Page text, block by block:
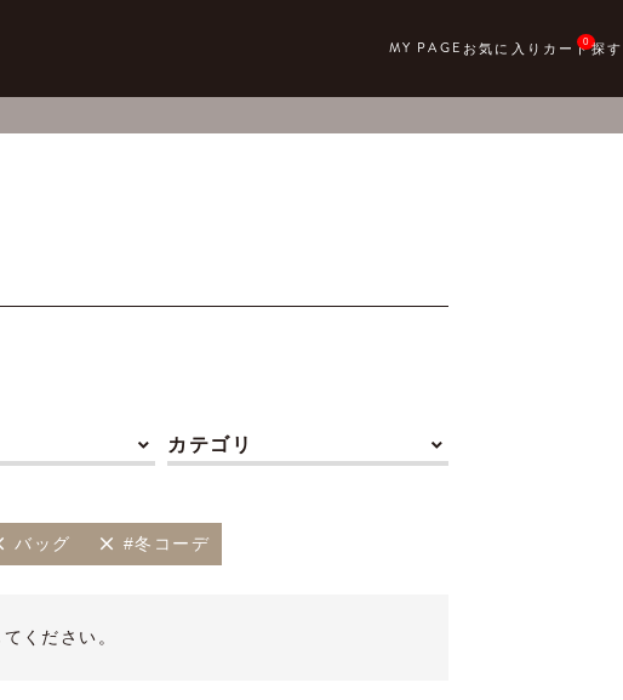
0
カテゴリ
バッグ #冬コーデ
ください。